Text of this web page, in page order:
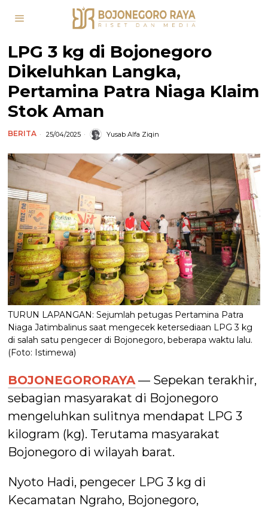
LPG 3 kg di Bojonegoro
Dikeluhkan Langka,
Pertamina Patra Niaga Klaim
Stok Aman
BERITA 25/04/2025 Yusab Alfa Ziqin
TURUN LAPANGAN: Sejumlah petugas Pertamina Patra
Niaga Jatimbalinus saat mengecek ketersediaan LPG 3 kg
di salah satu pengecer di Bojonegoro, beberapa waktu lalu.
(Foto: Istimewa)
BOJONEGORORAYA — Sepekan terakhir,
sebagian masyarakat di Bojonegoro
mengeluhkan sulitnya mendapat LPG 3
kilogram (kg). Terutama masyarakat
Bojonegoro di wilayah barat.
Nyoto Hadi, pengecer LPG 3 kg di
Kecamatan Ngraho, Bojonegoro,